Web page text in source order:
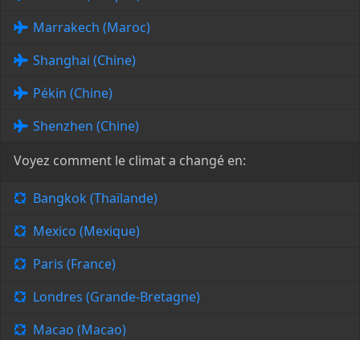
Marrakech (Maroc)
Shanghai (Chine)
Pékin (Chine)
Shenzhen (Chine)
Voyez comment le climat a changé en:
Bangkok (Thaïlande)
Mexico (Mexique)
Paris (France)
Londres (Grande-Bretagne)
Macao (Macao)